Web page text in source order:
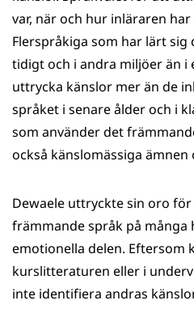
var, när och hur inläraren
Flerspråkiga som har lärt
tidigt och i andra miljöer än
uttrycka känslor mer än de
språket i senare ålder och i
som använder det
också känslomässiga ämnen
Dewaele uttryckte sin oro
främmande språk på många
emotionella delen. Eftersom
kurslitteraturen eller i
inte identifiera andras